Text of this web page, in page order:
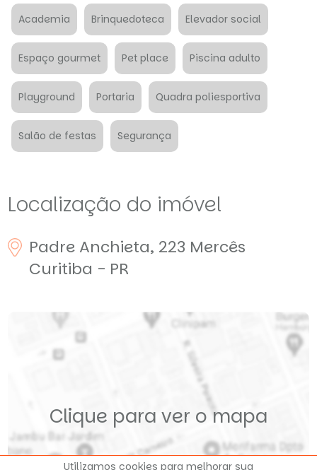
Academia Brinquedoteca Elevador social
Espaço gourmet Pet place Piscina adulto
Playground Portaria Quadra poliesportiva
Salão de festas Segurança
Localização do imóvel
Padre Anchieta, 223 Mercês
Curitiba - PR
Clique para ver o mapa
Utilizamos cookies para melhorar sua